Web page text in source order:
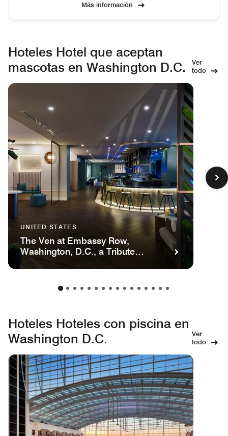
Más información
Hoteles Hotel que aceptan
mascotas en Washington D.C.
Ver
todo
UNITED STATES
The Ven at Embassy Row,
Washington, D.C., a Tribute
Portfolio Hotel
Hoteles Hoteles con piscina en
Washington D.C.
Ver
todo